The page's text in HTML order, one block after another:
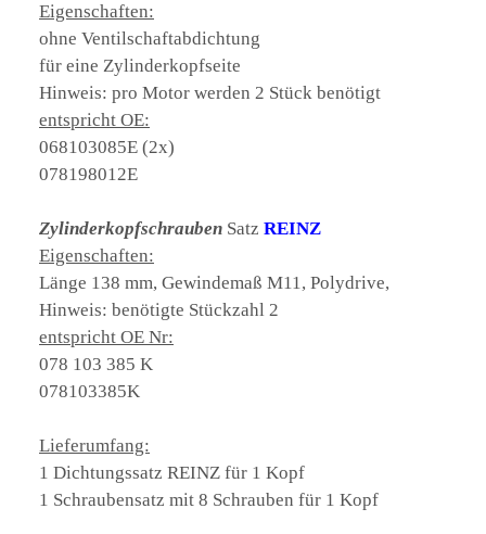
Eigenschaften:
ohne Ventilschaftabdichtung
für eine Zylinderkopfseite
Hinweis: pro Motor werden 2 Stück benötigt
entspricht OE:
068103085E (2x)
078198012E
Zylinderkopfschrauben Satz REINZ
Eigenschaften:
Länge 138 mm, Gewindemaß M11, Polydrive,
Hinweis: benötigte Stückzahl 2
entspricht OE Nr:
078 103 385 K
078103385K
Lieferumfang:
1 Dichtungssatz REINZ für 1 Kopf
1 Schraubensatz mit 8 Schrauben für 1 Kopf